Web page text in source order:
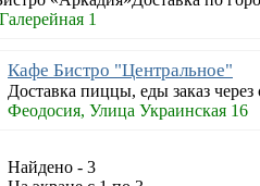
1
Кафе Бистро "Центральное"
Доставка пиццы, еды заказ через
Феодосия, Улица Украинская 16
Найдено - 3